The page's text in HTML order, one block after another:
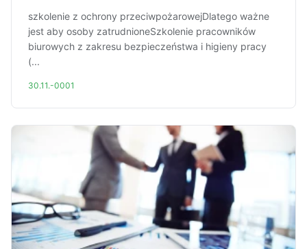
szkolenie z ochrony przeciwpożarowejDlatego ważne
jest aby osoby zatrudnioneSzkolenie pracowników
biurowych z zakresu bezpieczeństwa i higieny pracy
(...
30.11.-0001